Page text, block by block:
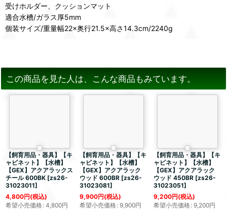
受けホルダー、クッションマット
適合水槽/ガラス厚5mm
個装サイズ/重量幅22×奥行21.5×高さ14.3cm/2240g
この商品を見た人は、こんな商品もみています。
【飼育用品・器具】【キ
ャビネット】【水槽】
【GEX】アクアラックス
チール 600BK [zs26-
31023011]
4,800円(税込)
希望小売価格: 4,800円
【飼育用品・器具】【キ
ャビネット】【水槽】
【GEX】アクアラック
ウッド 600BR [zs26-
31023081]
9,900円(税込)
希望小売価格: 9,900円
【飼育用品・器具】【キ
ャビネット】【水槽】
【GEX】アクアラック
ウッド 450BR [zs26-
31023051]
9,200円(税込)
希望小売価格: 9,200円